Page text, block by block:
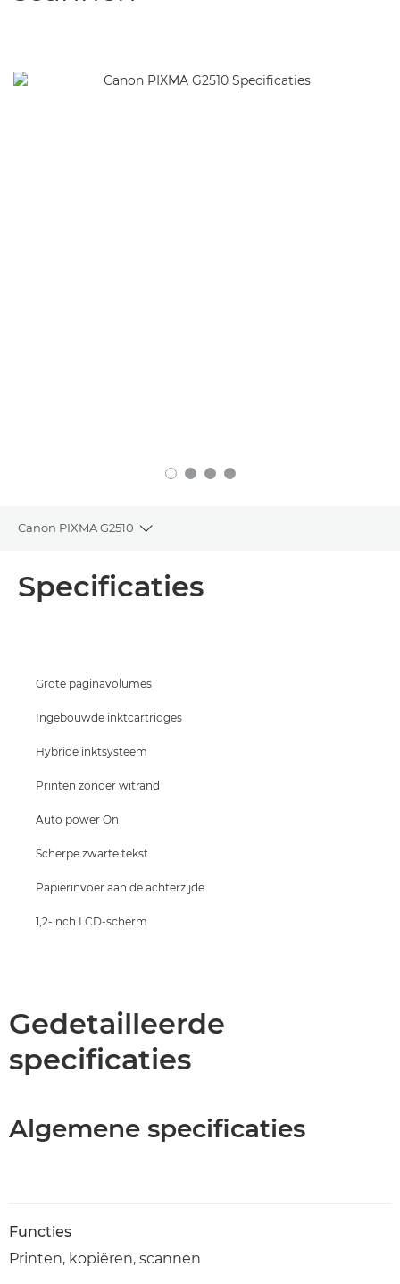
Canon PIXMA G2510
Toggle breadcrumbs
Specificaties
Grote paginavolumes
Ingebouwde inktcartridges
Hybride inktsysteem
Printen zonder witrand
Auto power On
Scherpe zwarte tekst
Papierinvoer aan de achterzijde
1,2-inch LCD-scherm
Gedetailleerde
specificaties
Algemene specificaties
Functies
Printen, kopiëren, scannen